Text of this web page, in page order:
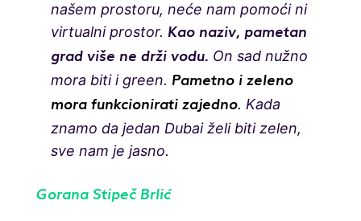
našem prostoru, neće nam pomoći ni
virtualni prostor. Kao naziv, pametan
grad više ne drži vodu. On sad nužno
mora biti i green. Pametno i zeleno
mora funkcionirati zajedno. Kada
znamo da jedan Dubai želi biti zelen,
sve nam je jasno.
Gorana Stipeč Brlić